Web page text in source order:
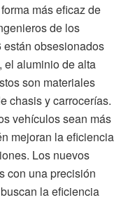
más eficaz de
de los
están obsesionados
el aluminio de alta
son materiales
chasis y carrocerías.
vehículos sean más
mejoran la eficiencia
Los nuevos
con una precisión
la eficiencia